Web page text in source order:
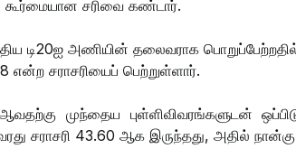
கூர்மையான சரிவை கண்டார்.
டி20ஐ அணியின் தலைவராக
என்ற சராசரியைப் பெற்றுள்ளார்.
முந்தைய புள்ளிவிவரங்களுடன்
சராசரி 43.60 ஆக இருந்தது, அதில்